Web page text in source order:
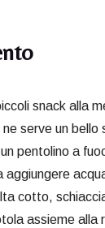
snack alla
serve un bello
pentolino a
aggiungere
cotto,
assieme alla